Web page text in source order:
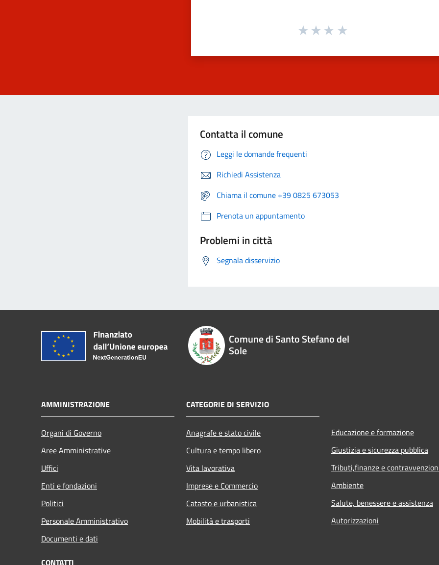
Contatta il comune
Leggi le domande frequenti
Richiedi Assistenza
Chiama il comune +39 0825 673053
Prenota un appuntamento
Problemi in città
Segnala disservizio
Comune di Santo Stefano del
Sole
AMMINISTRAZIONE
Organi di Governo
Aree Amministrative
Uffici
Enti e fondazioni
Politici
Personale Amministrativo
Documenti e dati
CATEGORIE DI SERVIZIO
Anagrafe e stato civile
Cultura e tempo libero
Vita lavorativa
Imprese e Commercio
Catasto e urbanistica
Mobilità e trasporti
Educazione e formazione
Giustizia e sicurezza pubblica
Tributi,finanze e
Ambiente
Salute, benessere e assistenza
Autorizzazioni
CONTATTI